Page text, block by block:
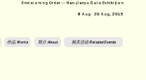
Envisioning Order — Han Jianyu Solo Exhibition
8 Aug - 30 Aug, 2015
作品 Works 简介 About 相关活动 Related Events